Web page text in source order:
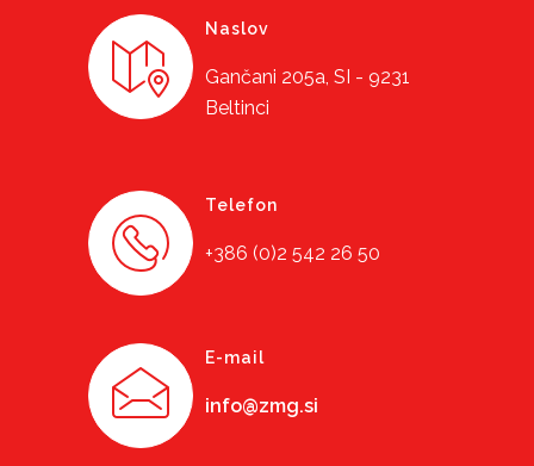
Naslov
Gančani 205a, SI - 9231
Beltinci
Telefon
+386 (0)2 542 26 50
E-mail
info@zmg.si